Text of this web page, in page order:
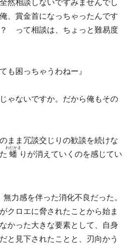
然相談しないですみませんでし
、賞金首になっちゃったんです
って相談は、ちょっと難易度
も困っちゃうわねー』
ゃないですか。だから俺もその
まま冗談交じりの歓談を続けな
蟠
わだかま
りが消えていくのを感じてい
無力感を伴った消化不良だった。
クロエに脅されたことから始ま
かった大きな要素として、自身
と見下されたことと、刃向かう